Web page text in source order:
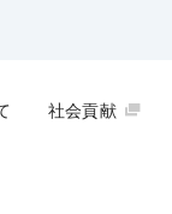
社会貢献